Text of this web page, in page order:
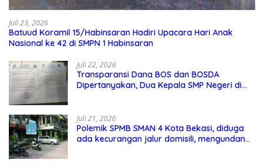
Juli 23, 2026
Batuud Koramil 15/Habinsaran Hadiri Upacara Hari Anak
Nasional ke 42 di SMPN 1 Habinsaran
Juli 22, 2026
Transparansi Dana BOS dan BOSDA
Dipertanyakan, Dua Kepala SMP Negeri di
Juli 21, 2026
Polemik SPMB SMAN 4 Kota Bekasi, diduga
ada kecurangan jalur domisili, mengundang